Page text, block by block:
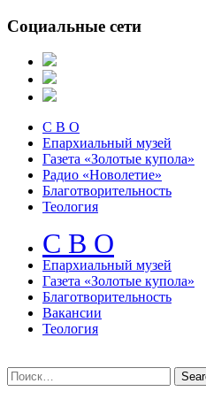
Социальные сети
С В О
Епархиальный музей
Газета «Золотые купола»
Радио «Новолетие»
Благотворительность
Теология
С В О
Епархиальный музeй
Газета «Золотые купола»
Благотворительность
Вакансии
Теология